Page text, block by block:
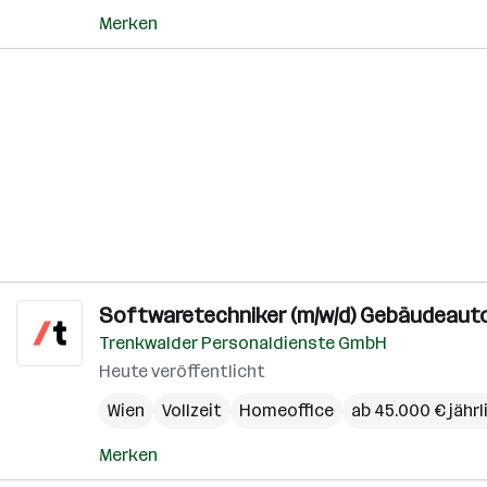
Merken
Softwaretechniker (m/w/d)
Trenkwalder Personaldienste GmbH
Heute veröffentlicht
Wien
Vollzeit Homeoffice ab 45.000 €
Merken